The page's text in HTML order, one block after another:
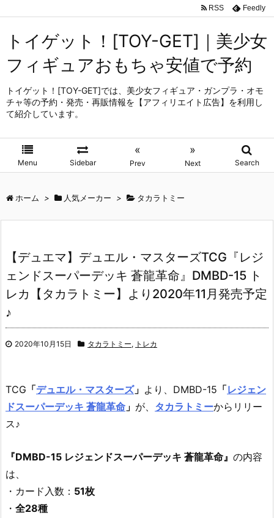
トイゲット！[TOY-GET]｜美少女
フィギュアおもちゃ安値で予約
トイゲット！[TOY-GET]では、美少女フィギュア・ガンプラ・オモ
チャ等の予約・発売・再販情報を【アフィリエイト広告】を利用し
て紹介しています。
Menu Sidebar
«
Prev
»
Next Search
RSS Feedly
ホーム > 人気メーカー > タカラトミー
【デュエマ】デュエル・マスターズTCG『レジ
ェンドスーパーデッキ 蒼龍革命』DMBD-15 ト
レカ【タカラトミー】より2020年11月発売予定
♪
2020年10月15日 タカラトミー, トレカ
TCG 「デュエル・マスターズ」 より、 DMBD-15 「レジェン
ドスーパーデッキ 蒼龍革命 」 が、 タカラトミーからリリー
ス♪
『DMBD-15 レジェンドスーパーデッキ 蒼龍革命』 の内容
は、
・カード入数： 51枚
・ 全28種